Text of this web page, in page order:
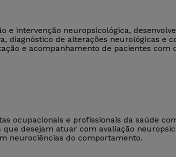
e intervenção neuropsicológica,
diagnóstico de alterações neurológicas e
e acompanhamento de pacientes com
ocupacionais e profissionais da saúde
desejam atuar com avaliação
neurociências do comportamento.